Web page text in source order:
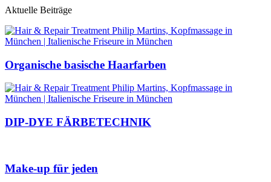
Aktuelle Beiträge
Organische basische Haarfarben
DIP-DYE FÄRBETECHNIK
Make-up für jeden